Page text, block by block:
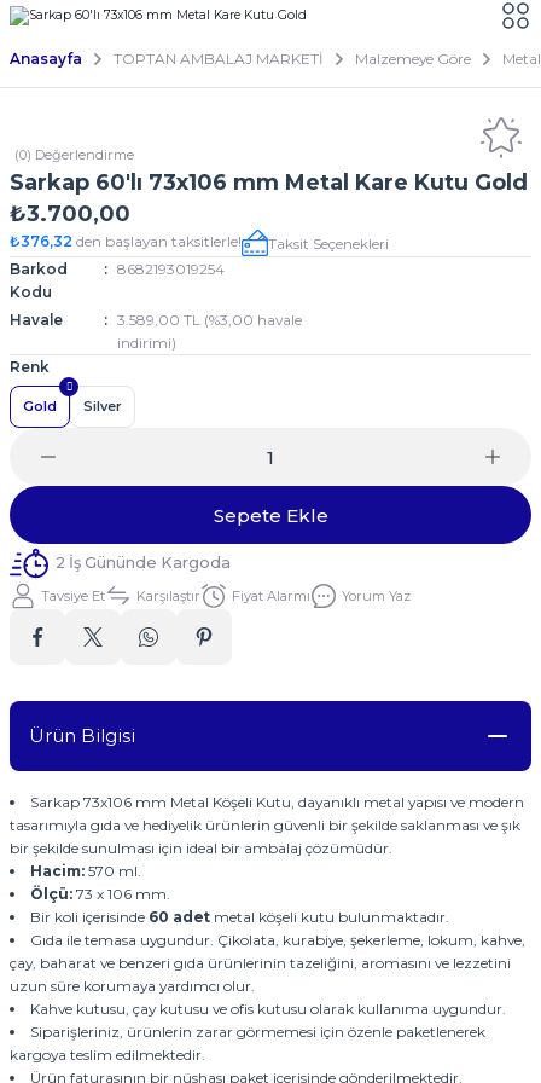
Anasayfa TOPTAN AMBALAJ MARKETİ Malzemeye Göre
(0) Değerlendirme
Sarkap 60'lı 73x106 mm Metal Kare Kutu Gold
₺3.700,00
₺376,32 den başlayan taksitlerle!
Taksit Seçenekleri
Barkod
Kodu
8682193019254
Havale
3.589,00 TL (%3,00 havale
indirimi)
Renk
Gold Silver
Sepete Ekle
2 İş Gününde Kargoda
Tavsiye Et Karşılaştır Fiyat Alarmı Yorum Yaz
Ürün Bilgisi
Sarkap 73x106 mm Metal Köşeli Kutu, dayanıklı metal yapısı ve modern
tasarımıyla gıda ve hediyelik ürünlerin güvenli bir şekilde saklanması ve şık
bir şekilde sunulması için ideal bir ambalaj çözümüdür.
Hacim:570 ml.
Ölçü:73 x 106 mm.
Bir koli içerisinde 60 adetmetal köşeli kutu bulunmaktadır.
Gıda ile temasa uygundur. Çikolata, kurabiye, şekerleme, lokum, kahve,
çay, baharat ve benzeri gıda ürünlerinin tazeliğini, aromasını ve lezzetini
uzun süre korumaya yardımcı olur.
Kahve kutusu, çay kutusu ve ofis kutusu olarak kullanıma uygundur.
Siparişleriniz, ürünlerin zarar görmemesi için özenle paketlenerek
kargoya teslim edilmektedir.
Ürün faturasının bir nüshası paket içerisinde gönderilmektedir.